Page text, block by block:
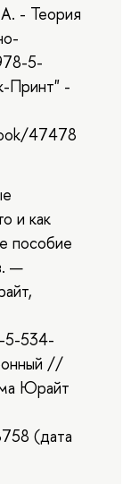
- Теория
5-
Принт" -
47478
и как
пособие
—
5-534-
//
Юрайт
(дата